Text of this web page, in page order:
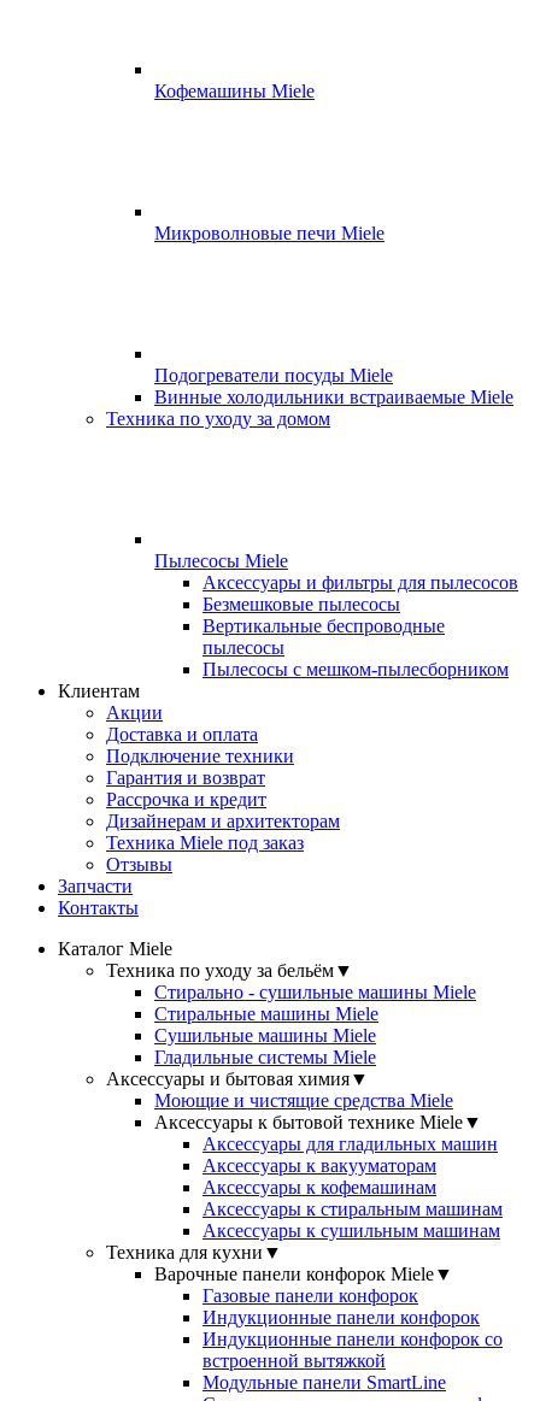
Кофемашины Miele
Микроволновые печи Miele
Подогреватели посуды Miele
Винные холодильники встраиваемые Miele
Техника по уходу за домом
Пылесосы Miele
Аксессуары и фильтры для пылесосов
Безмешковые пылесосы
Вертикальные беспроводные
пылесосы
Пылесосы с мешком-пылесборником
Клиентам
Акции
Доставка и оплата
Подключение техники
Гарантия и возврат
Рассрочка и кредит
Дизайнерам и архитекторам
Техника Miele под заказ
Отзывы
Запчасти
Контакты
Каталог Miele
Техника по уходу за бельём▼
Стирально - сушильные машины Miele
Стиральные машины Miele
Сушильные машины Miele
Гладильные системы Miele
Аксессуары и бытовая химия▼
Моющие и чистящие средства Miele
Аксессуары к бытовой технике Miele▼
Аксессуары для гладильных машин
Аксессуары к вакууматорам
Аксессуары к кофемашинам
Аксессуары к стиральным машинам
Аксессуары к сушильным машинам
Техника для кухни ▼
Варочные панели конфорок Miele▼
Газовые панели конфорок
Индукционные панели конфорок
Индукционные панели конфорок со
встроенной вытяжкой
Модульные панели SmartLine